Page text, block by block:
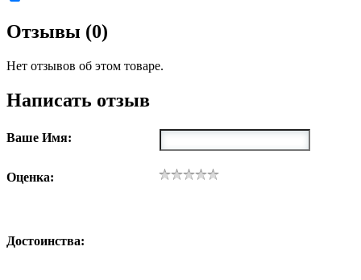
Отзывы (0)
Нет отзывов об этом товаре.
Написать отзыв
Ваше Имя:
Оценка:
Достоинства: